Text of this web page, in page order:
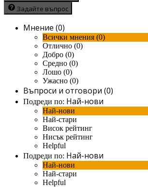
Задайте въпрос
Мнение (0)
Всички мнения (0)
Отлично (0)
Добро (0)
Средно (0)
Лошо (0)
Ужасно (0)
Въпроси и отговори (0)
Подреди по: Най-нови
Най-нови
Най-стари
Висок рейтинг
Нисък рейтинг
Helpful
Подреди по: Най-нови
Най-нови
Най-стари
Helpful